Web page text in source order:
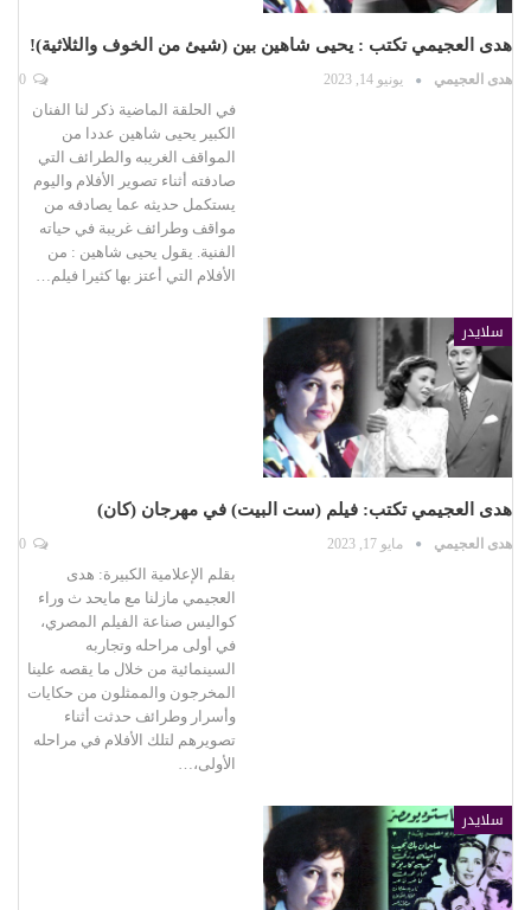
هدى العجيمي تكتب : يحيى شاهين بين (شيئ من الخوف والثلاثية)!
هدى العجيمي يونيو 14, 2023
في الحلقة الماضية ذكر لنا الفنان
الكبير يحيى شاهين عددا من
المواقف الغريبه والطرائف التي
صادفته أثناء تصوير الأفلام واليوم
يستكمل حديثه عما يصادفه من
مواقف وطرائف غريبة في حياته
الفنية. يقول يحيى شاهين : من
الأفلام التي أعتز بها كثيرا فيلم…
سلايدر
هدى العجيمي تكتب: فيلم (ست البيت) في مهرجان (كان)
هدى العجيمي مايو 17, 2023
بقلم الإعلامية الكبيرة: هدى
العجيمي مازلنا مع مايحد ث وراء
كواليس صناعة الفيلم المصري،
في أولى مراحله وتجاربه
السينمائية من خلال ما يقصه علينا
المخرجون والممثلون من حكايات
وأسرار وطرائف حدثت أثناء
تصويرهم لتلك الأفلام في مراحله
الأولى،…
سلايدر